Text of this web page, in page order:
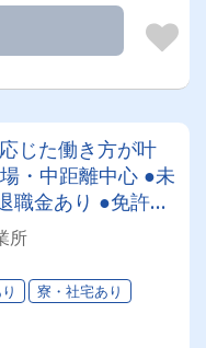
じた働き方が叶
・中距離中心 ●未
職金あり ●免許取
り ＜＜20代のド
所
寮・社宅あり